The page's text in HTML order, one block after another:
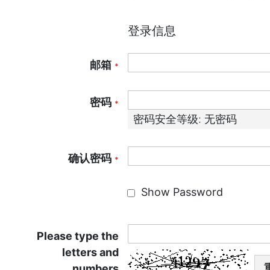
登录信息
邮箱
密码
密码安全等级: 无密码
确认密码
Show Password
Please type the
letters and